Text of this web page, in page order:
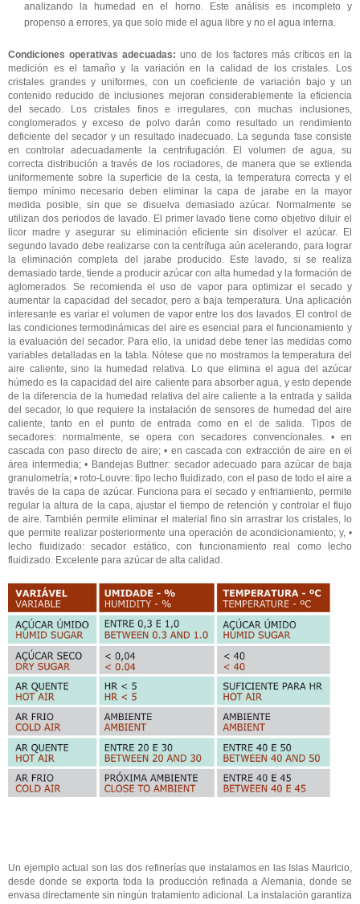
analizando la humedad en el horno. Este análisis es incompleto y
propenso a errores, ya que solo mide el agua libre y no el agua interna.
Condiciones operativas adecuadas: uno de los factores más críticos en la
medición es el tamaño y la variación en la calidad de los cristales. Los
cristales grandes y uniformes, con un coeficiente de variación bajo y un
contenido reducido de inclusiones mejoran considerablemente la eficiencia
del secado. Los cristales finos e irregulares, con muchas inclusiones,
conglomerados y exceso de polvo darán como resultado un rendimiento
deficiente del secador y un resultado inadecuado. La segunda fase consiste
en controlar adecuadamente la centrifugación. El volumen de agua, su
correcta distribución a través de los rociadores, de manera que se extienda
uniformemente sobre la superficie de la cesta, la temperatura correcta y el
tiempo mínimo necesario deben eliminar la capa de jarabe en la mayor
medida posible, sin que se disuelva demasiado azúcar.
Normalmente se
utilizan dos periodos de lavado. El primer lavado tiene como objetivo diluir el
licor madre y asegurar su eliminación eficiente sin disolver el azúcar. El
segundo lavado debe realizarse con la centrífuga aún acelerando, para lograr
la eliminación completa del jarabe producido.
Este lavado, si se realiza
demasiado tarde, tiende a producir azúcar con alta humedad y la formación de
aglomerados. Se recomienda el uso de vapor para optimizar el secado y
aumentar la capacidad del secador, pero a baja temperatura. Una aplicación
interesante es variar el volumen de vapor entre los dos lavados. El control de
las condiciones termodinámicas del aire es esencial para el funcionamiento y
la evaluación del secador. Para ello, la unidad debe tener las medidas como
variables detalladas en la tabla. Nótese que no mostramos la temperatura del
aire caliente, sino la humedad relativa. Lo que elimina el agua del azúcar
húmedo es la capacidad del aire caliente para absorber agua, y esto depende
de la diferencia de la humedad relativa del aire caliente a la entrada y salida
del secador, lo que requiere la instalación de sensores de humedad del aire
caliente, tanto en el punto de entrada como en el de salida. Tipos de
secadores: normalmente, se opera con secadores convencionales. • en
cascada con paso directo de aire;• en cascada con extracción de aire en el
área intermedia; • Bandejas Buttner: secador adecuado para azúcar de baja
granulometría;• roto-Louvre: tipo lecho fluidizado, con el paso de todo el aire a
través de la capa de azúcar. Funciona para el secado y enfriamiento, permite
regular la altura de la capa, ajustar el tiempo de retención y controlar el flujo
de aire. También permite eliminar el material fino sin arrastrar los cristales, lo
que permite realizar posteriormente una operación de acondicionamiento; y, •
lecho fluidizado: secador estático, con funcionamiento real como lecho
fluidizado. Excelente para azúcar de alta calidad.
Un ejemplo actual son las dos refinerías que instalamos en las Islas Mauricio,
desde donde se exporta toda la producción refinada a Alemania, donde se
envasa directamente sin ningún tratamiento adicional. La instalación garantiza